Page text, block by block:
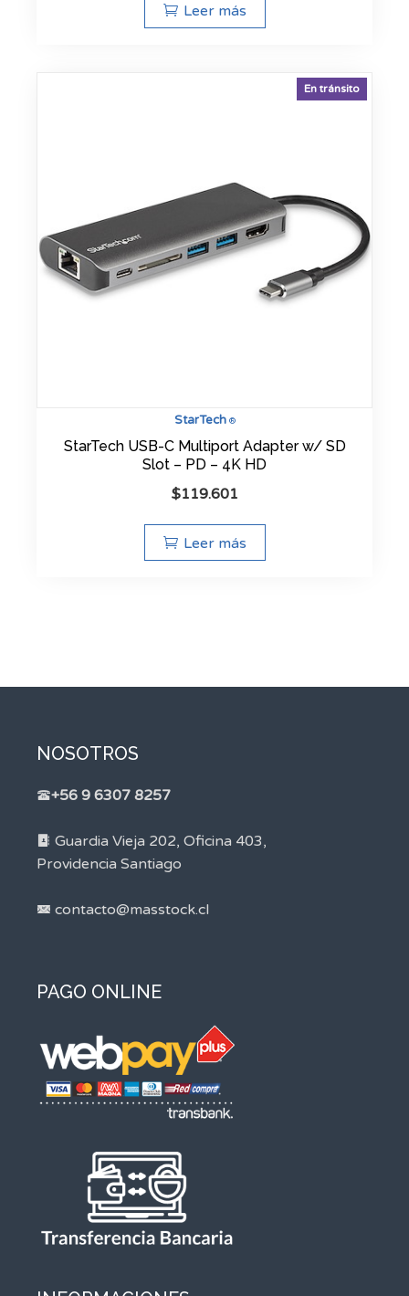
Leer más
StarTech®
En tránsito
StarTech USB-C Multiport Adapter w/ SD
Slot – PD – 4K HD
$119.601
Leer más
NOSOTROS
+56 9 6307 8257
Guardia Vieja 202, Oficina 403,
Providencia Santiago
contacto@masstock.cl
PAGO ONLINE